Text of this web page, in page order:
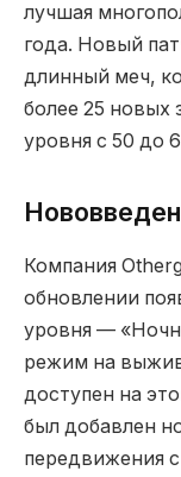
лучшая
года. Новый
длинный меч,
более 25 новых
уровня с 50 до
Компания
обновлении
уровня —
режим на
доступен на
был добавлен
передвижения